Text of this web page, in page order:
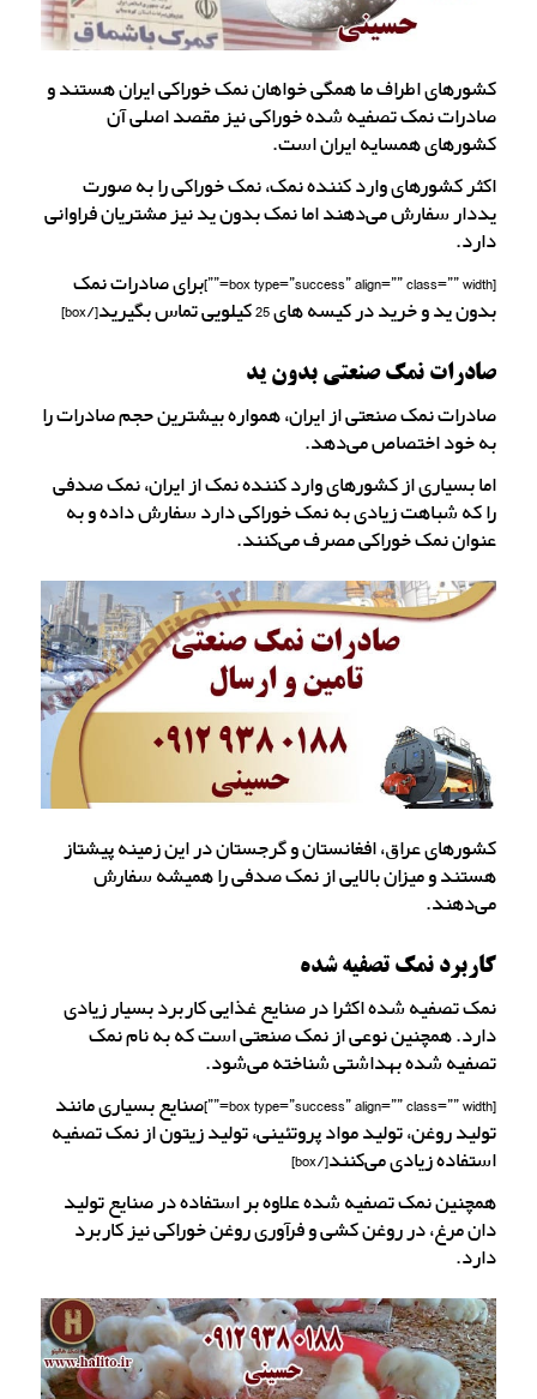
کشورهای اطراف ما همگی خواهان نمک خوراکی ایران هستند و
صادرات نمک تصفیه شده خوراکی نیز مقصد اصلی آن
کشورهای همسایه ایران است.
اکثر کشورهای وارد کننده نمک، نمک خوراکی را به صورت
یددار سفارش می‌دهند اما نمک بدون ید نیز مشتریان فراوانی
دارد.
[box type=”success” align=”” class=”” width=””]برای صادرات نمک
بدون ید و خرید در کیسه های 25 کیلویی تماس بگیرید[/box]
صادرات نمک صنعتی بدون ید
صادرات نمک صنعتی از ایران، همواره بیشترین حجم صادرات را
به خود اختصاص می‌دهد.
اما بسیاری از کشورهای وارد کننده نمک از ایران، نمک صدفی
را که شباهت زیادی به نمک خوراکی دارد سفارش داده و به
عنوان نمک خوراکی مصرف می‌کنند.
کشورهای عراق، افغانستان و گرجستان در این زمینه پیشتاز
هستند و میزان بالایی از نمک صدفی را همیشه سفارش
می‌دهند.
کاربرد نمک تصفیه شده
نمک تصفیه شده اکثرا در صنایع غذایی کاربرد بسیار زیادی
دارد. همچنین نوعی از نمک صنعتی است که به نام نمک
تصفیه شده بهداشتی شناخته می‌شود.
[box type=”success” align=”” class=”” width=””]صنایع بسیاری مانند
تولید روغن، تولید مواد پروتئینی، تولید زیتون از نمک تصفیه
استفاده زیادی می‌کنند[/box]
همچنین نمک تصفیه شده علاوه بر استفاده در صنایع تولید
دان مرغ، در روغن کشی و فرآوری روغن خوراکی نیز کاربرد
دارد.